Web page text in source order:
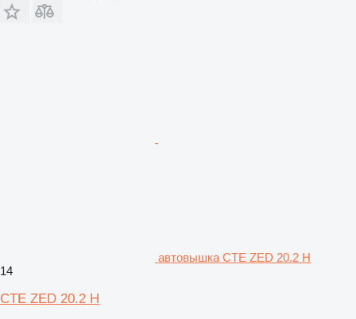
автовышка CTE ZED 20.2 H
14
CTE ZED 20.2 H